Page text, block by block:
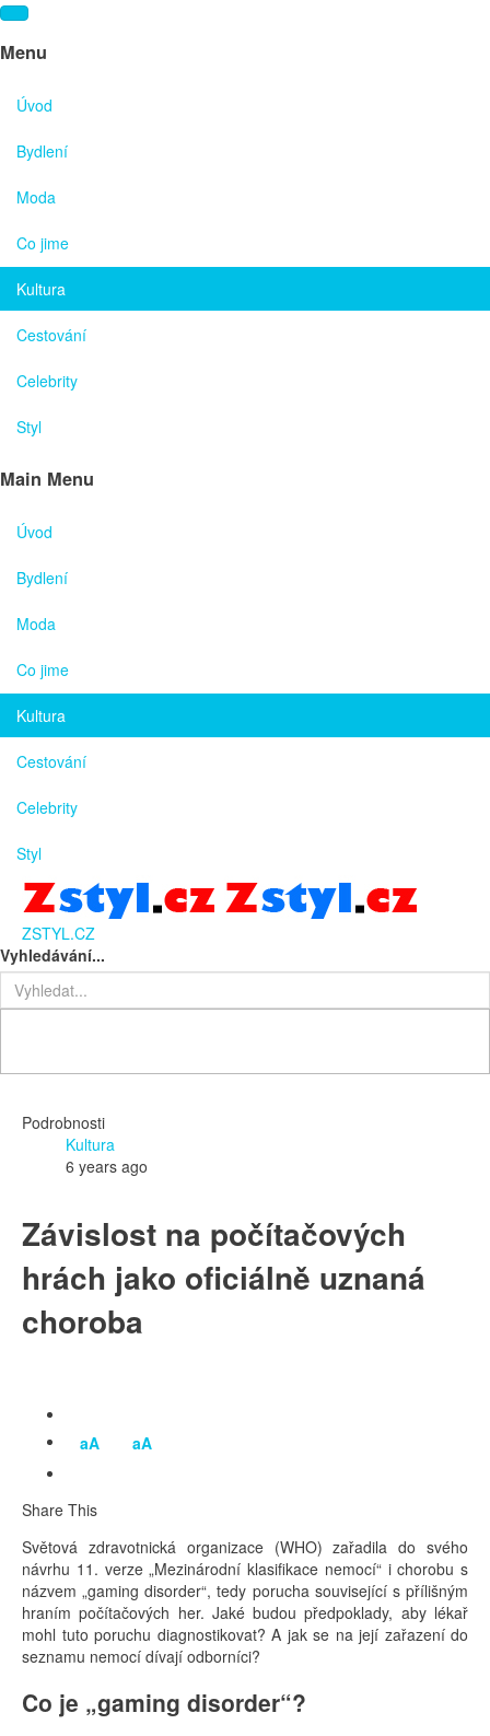
Menu
Úvod
Bydlení
Moda
Co jime
Kultura
Cestování
Celebrity
Styl
Main Menu
Úvod
Bydlení
Moda
Co jime
Kultura
Cestování
Celebrity
Styl
ZSTYL.CZ
Vyhledávání...
Podrobnosti
Kultura
6 years ago
Závislost na počítačových
hrách jako oficiálně uznaná
choroba
aA aA
Share This
Světová zdravotnická organizace (WHO) zařadila do svého
návrhu 11. verze „Mezinárodní klasifikace nemocí“ i chorobu s
názvem „gaming disorder“, tedy porucha související s přílišným
hraním počítačových her. Jaké budou předpoklady, aby lékař
mohl tuto poruchu diagnostikovat? A jak se na její zařazení do
seznamu nemocí dívají odborníci?
Co je „gaming disorder“?